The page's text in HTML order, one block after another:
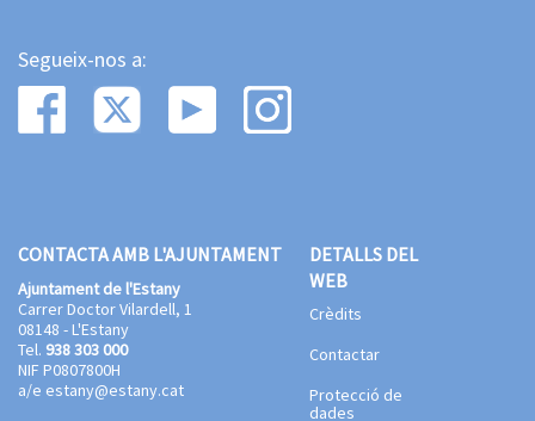
Segueix-nos a:
CONTACTA AMB L'AJUNTAMENT
Ajuntament de l'Estany
Carrer Doctor Vilardell, 1
08148 - L'Estany
Tel. 938 303 000
NIF P0807800H
a/e estany@estany.cat
DETALLS DEL
WEB
Crèdits
Contactar
Protecció de
dades